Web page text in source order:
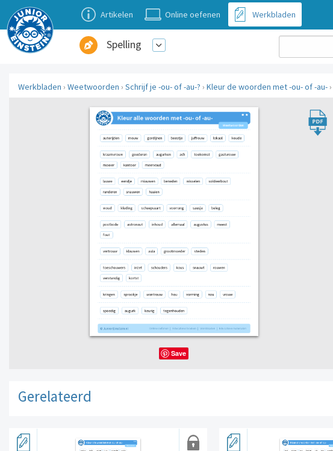
Artikelen Online oefenen Werkbladen
Spelling
Werkbladen › Weetwoorden › Schrijf je -ou- of -au-? › Kleur de woorden met -ou- of -au- ›
Save
Gerelateerd